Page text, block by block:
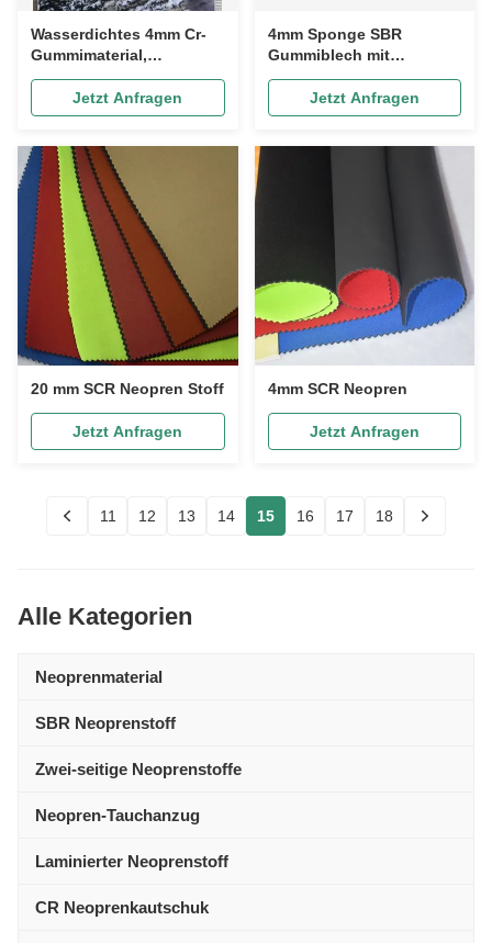
Wasserdichtes 4mm Cr-
Gummimaterial,
Camouflage-Neopren-
beschichtetes Nylon
Jetzt Anfragen
4mm Sponge SBR
Gummiblech mit
Polyester-Camo-
Doppelseite
Jetzt Anfragen
20 mm SCR Neopren Stoff
Jetzt Anfragen
4mm SCR Neopren
Jetzt Anfragen
11 12 13 14 15 16 17 18
Alle Kategorien
Neoprenmaterial
SBR Neoprenstoff
Zwei-seitige Neoprenstoffe
Neopren-Tauchanzug
Laminierter Neoprenstoff
CR Neoprenkautschuk